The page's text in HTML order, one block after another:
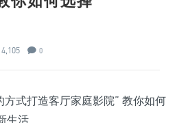
4,105 0